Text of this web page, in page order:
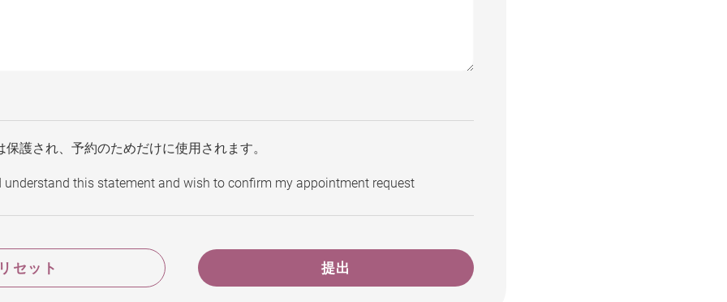
保護され、予約のためだけに使用されます。
understand this statement and wish to confirm my appointment request
提出
リセット